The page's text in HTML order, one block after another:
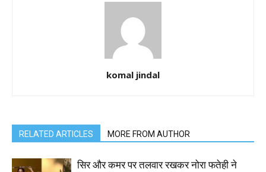
komal jindal
RELATED ARTICLES MORE FROM AUTHOR
सिर और कमर पर तलवार रखकर नोरा फतेही ने